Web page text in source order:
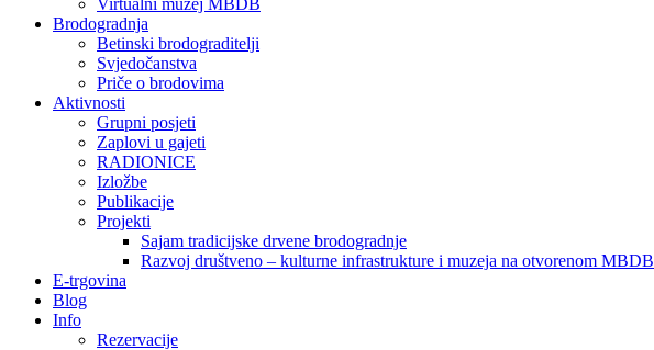
Virtualni muzej MBDB
Brodogradnja
Betinski brodograditelji
Svjedočanstva
Priče o brodovima
Aktivnosti
Grupni posjeti
Zaplovi u gajeti
RADIONICE
Izložbe
Publikacije
Projekti
Sajam tradicijske drvene brodogradnje
Razvoj društveno – kulturne infrastrukture i muzeja na otvorenom MBDB
E-trgovina
Blog
Info
Rezervacije